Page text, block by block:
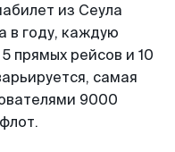
из Сеула
в году, каждую
прямых рейсов и 10
самая
9000